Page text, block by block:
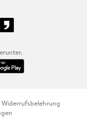
Widerrufsbelehrung